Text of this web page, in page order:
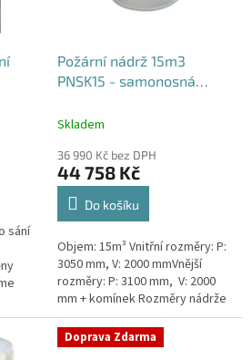
sání
Požární nádrž 15m3
PNSK15 - samonosná
Skladem
36 990 Kč bez DPH
44 758 Kč
Do košíku
Objem: 15m³ Vnitřní rozměry: P:
3050 mm, V: 2000 mmVnější
rozměry: P: 3100 mm, V: 2000
mm + komínek Rozměry nádrže
možno jakkoliv upravit -
vyrobíme nádrž na míru!Nádrž...
Doprava Zdarma